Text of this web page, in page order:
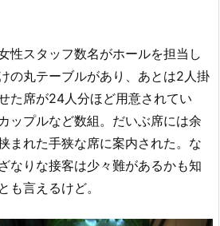
性スタッフ数名がホールを担当し
の丸テーブルがあり、あとは2人掛
た席が24人分ほど用意されてい
ップルなど数組。だいぶ席には余
まれた手狭な席に案内された。な
なりな接客は少々難があるかも知
も言えるけど。